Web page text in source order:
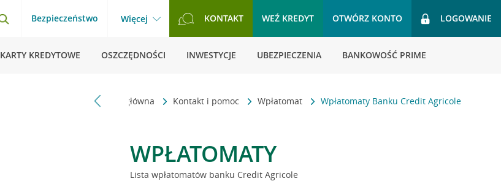
Bezpieczeństwo Więcej KONTAKT WEŹ KREDYT OTWÓRZ KONTO LOGOWANIE
KARTY KREDYTOWE OSZCZĘDNOŚCI INWESTYCJE UBEZPIECZENIA BANKOWOŚĆ PRIME
Strona główna Kontakt i pomoc Wpłatomat Wpłatomaty Banku Credit Agricole
WPŁATOMATY
Lista wpłatomatów banku Credit Agricole